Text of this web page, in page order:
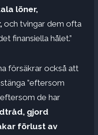
löner,
och tvingar dem ofta
finansiella hålet.”
försäkrar också att
”eftersom
de har
, gjord
förlust av